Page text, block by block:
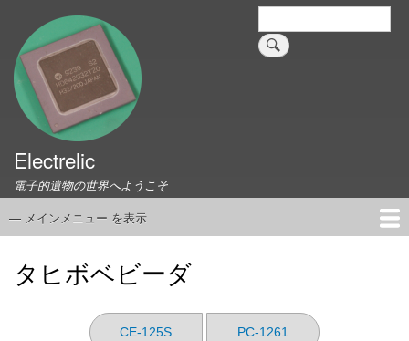
検
索
Electrelic
電子的遺物の世界へようこそ
メ
— メインメニュー を表示
Universal Monitor
コネクタ資料集
このサイトについて
タヒボベビーダ
CE-125S PC-1261